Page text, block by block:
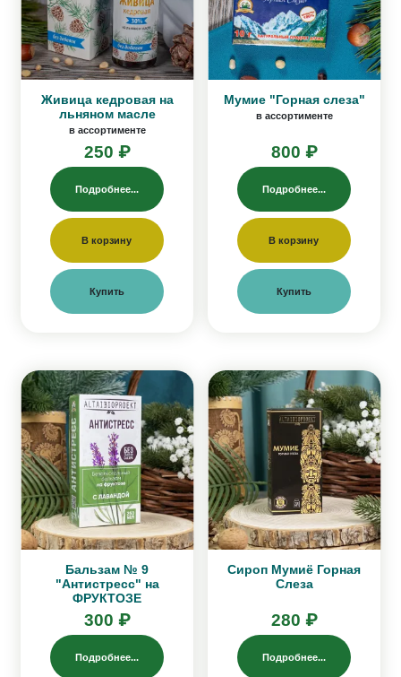
Живица кедровая на
льняном масле
в ассортименте
250 ₽
Подробнее...
В корзину
Купить
Мумие "Горная слеза"
в ассортименте
800 ₽
Подробнее...
В корзину
Купить
Бальзам № 9
"Антистресс" на
ФРУКТОЗЕ
300 ₽
Подробнее...
Сироп Мумиё Горная
Слеза
280 ₽
Подробнее...